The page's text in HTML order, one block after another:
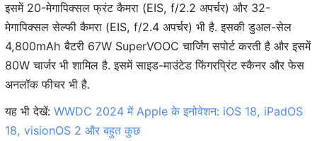
इसमें 20-मेगापिक्सल फ्रंट कैमरा (EIS, f/2.2 अपर्चर) और 32-
मेगापिक्सल सेल्फी कैमरा (EIS, f/2.4 अपर्चर) भी है. इसकी डुअल-सेल
4,800mAh बैटरी 67W SuperVOOC चार्जिंग सपोर्ट करती है और इसमें
80W चार्जर भी शामिल है. इसमें साइड-माउंटेड फिंगरप्रिंट स्कैनर और फेस
अनलॉक फीचर भी है.
यह भी देखें: WWDC 2024 में Apple के इनोवेशन: iOS 18, iPadOS
18, visionOS 2 और बहुत कुछ